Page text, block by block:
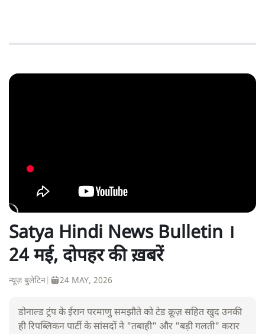
Satya Hindi News Bulletin ।
24 मई, दोपहर की ख़बरें
न्यूज़ बुलेटिन 24 MAY, 2026
डोनाल्ड ट्रंप के ईरान परमाणु समझौते को टेड क्रूज़ सहित खुद उनकी
ही रिपब्लिकन पार्टी के सांसदों ने "तबाही" और "बड़ी गलती" करार